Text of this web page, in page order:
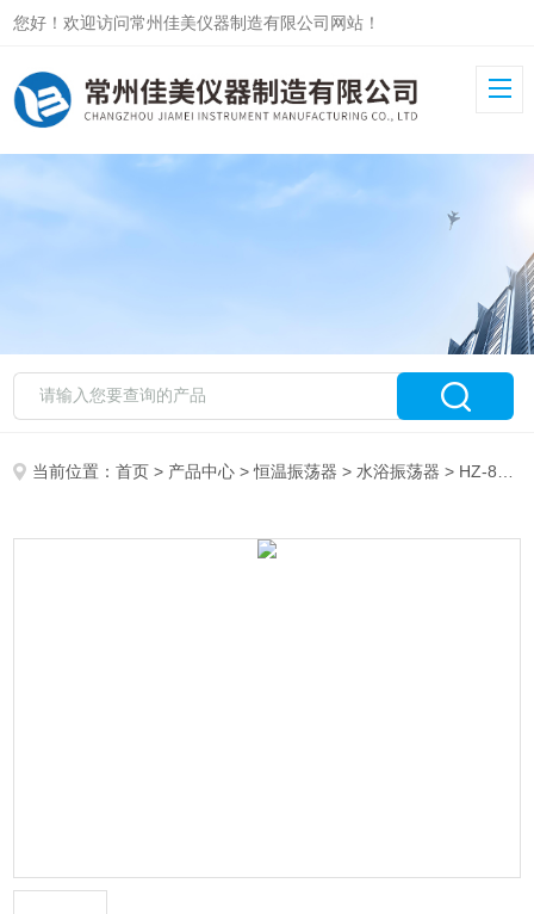
您好！欢迎访问常州佳美仪器制造有限公司网站！
当前位置：首页 > 产品中心 >恒温振荡器 > 水浴振荡器 > HZ-8812SB微电脑水浴摇床